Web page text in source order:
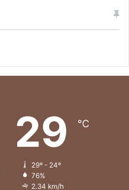
29 ℃
29º - 24º
76%
2.34 km/h